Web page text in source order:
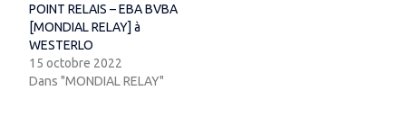
POINT RELAIS – EBA BVBA
[MONDIAL RELAY] à
WESTERLO
15 octobre 2022
Dans "MONDIAL RELAY"